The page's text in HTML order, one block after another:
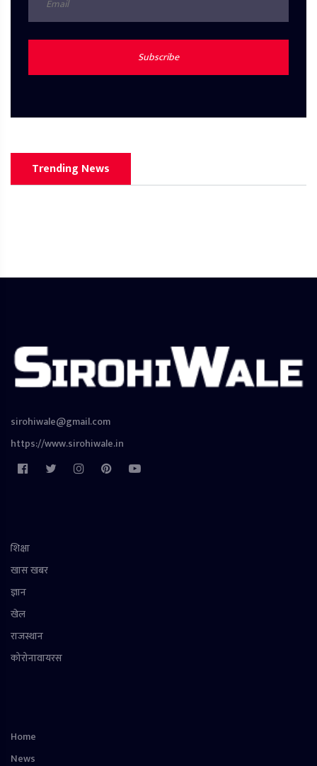
Subscribe
Trending News
sirohiwale@gmail.com
https://www.sirohiwale.in
शिक्षा
खास खबर
ज्ञान
खेल
राजस्थान
कोरोनावायरस
Home
News